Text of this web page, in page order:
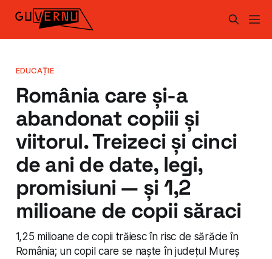
EDUCAȚIE
România care și-a
abandonat copiii și
viitorul. Treizeci și cinci
de ani de date, legi,
promisiuni — și 1,2
milioane de copii săraci
1,25 milioane de copii trăiesc în risc de sărăcie în
România; un copil care se naște în județul Mureș